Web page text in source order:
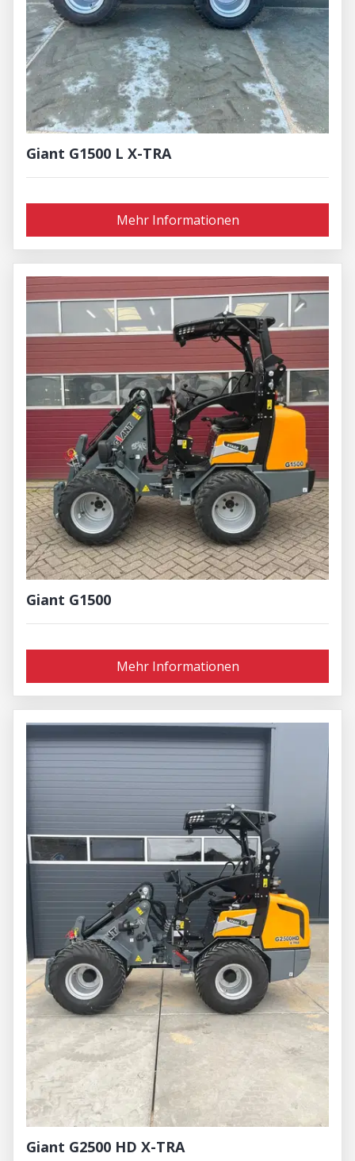
Giant G1500 L X-TRA
Mehr Informationen
Giant G1500
Mehr Informationen
Giant G2500 HD X-TRA